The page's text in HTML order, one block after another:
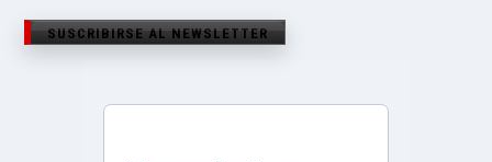
SUSCRIBIRSE AL NEWSLETTER